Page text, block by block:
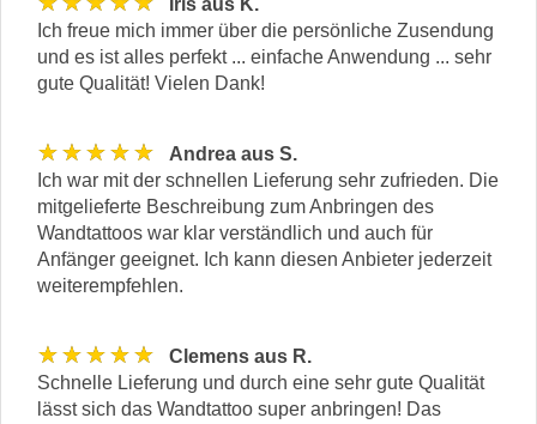
Ich freue mich immer über die persönliche Zusendung
und es ist alles perfekt ... einfache Anwendung ... sehr
gute Qualität! Vielen Dank!
★★★★★
Andrea aus S.
Ich war mit der schnellen Lieferung sehr zufrieden. Die
mitgelieferte Beschreibung zum Anbringen des
Wandtattoos war klar verständlich und auch für
Anfänger geeignet. Ich kann diesen Anbieter jederzeit
weiterempfehlen.
★★★★★
Clemens aus R.
Schnelle Lieferung und durch eine sehr gute Qualität
lässt sich das Wandtattoo super anbringen! Das